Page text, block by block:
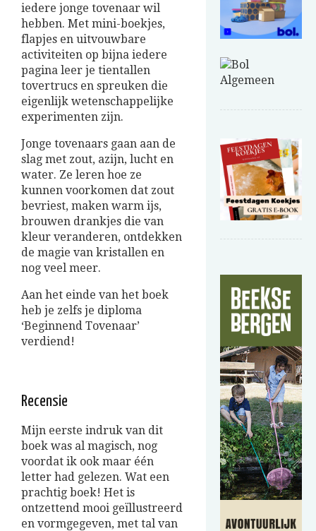
iedere jonge tovenaar wil
hebben. Met mini-boekjes,
flapjes en uitvouwbare
activiteiten op bijna iedere
pagina leer je tientallen
tovertrucs en spreuken die
eigenlijk wetenschappelijke
experimenten zijn.
Jonge tovenaars gaan aan de
slag met zout, azijn, lucht en
water. Ze leren hoe ze
kunnen voorkomen dat zout
bevriest, maken warm ijs,
brouwen drankjes die van
kleur veranderen, ontdekken
de magie van kristallen en
nog veel meer.
Aan het einde van het boek
heb je zelfs je diploma
‘Beginnend Tovenaar’
verdiend!
Recensie
Mijn eerste indruk van dit
boek was al magisch, nog
voordat ik ook maar één
letter had gelezen. Wat een
prachtig boek! Het is
ontzettend mooi geïllustreerd
en vormgegeven, met tal van